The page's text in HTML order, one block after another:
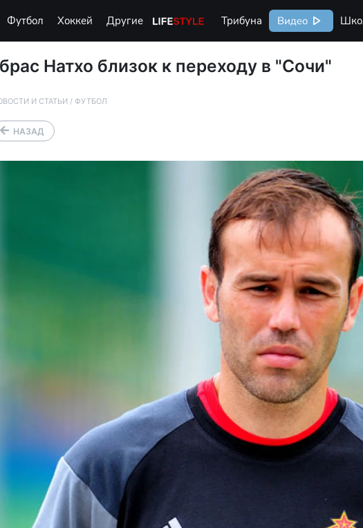
Футбол Хоккей Другие Life Style Трибуна Видео
Натхо близок к переходу в "Сочи"
И СТАТЬИ / ФУТБОЛ
НАЗАД